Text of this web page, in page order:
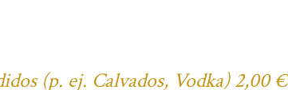
(p. ej. Calvados, Vodka) 2,00 €